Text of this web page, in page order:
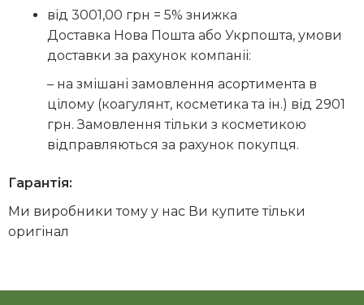
від 3001,00 грн = 5% знижка
Доставка Нова Пошта або Укрпошта, умови
доставки за рахунок компаніі:
– на змішані замовлення асортимента в
цілому (коагулянт, косметика та ін.) від 2901
грн. Замовлення тільки з косметикою
відправляються за рахунок покупця.
Гарантія:
Ми виробники тому у нас Ви купите тільки
оригінал